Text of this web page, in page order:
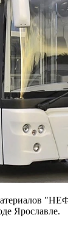
Ярославле.